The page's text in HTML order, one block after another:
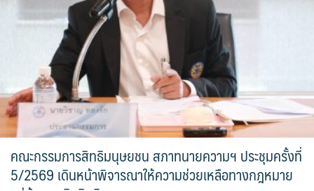
คณะกรรมการสิทธิมนุษยชน สภาทนายความฯ ประชุมครั้งที่
5/2569 เดินหน้าพิจารณาให้ความช่วยเหลือทางกฎหมาย